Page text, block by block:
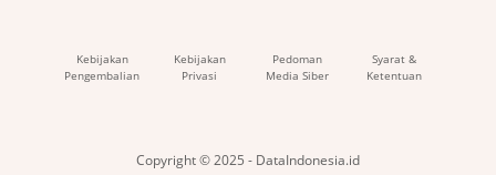
Kebijakan
Pengembalian
Kebijakan
Privasi
Pedoman
Media Siber
Syarat &
Ketentuan
Copyright © 2025 - DataIndonesia.id